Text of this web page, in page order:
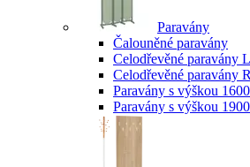
Paravány
Čalouněné paravány
Celodřevěné paravány
Celodřevěné paravány
Paravány s výškou
Paravány s výškou